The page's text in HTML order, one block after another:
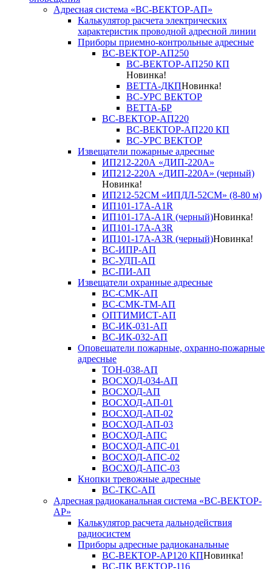
Адресная система «ВС-ВЕКТОР-АП»
Калькулятор расчета электрических
характеристик проводной адресной линии
Приборы приемно-контрольные адресные
ВС-ВЕКТОР-АП250
ВС-ВЕКТОР-АП250 КП
Новинка!
ВЕТТА-ДКПНовинка!
ВС-УРС ВЕКТОР
ВЕТТА-БР
ВС-ВЕКТОР-АП220
ВС-ВЕКТОР-АП220 КП
ВС-УРС ВЕКТОР
Извещатели пожарные адресные
ИП212-220А «ДИП-220А»
ИП212-220А «ДИП-220А» (черный)
Новинка!
ИП212-52СМ «ИПДЛ-52СМ» (8-80 м)
ИП101-17А-A1R
ИП101-17А-A1R (черный)Новинка!
ИП101-17А-A3R
ИП101-17А-A3R (черный)Новинка!
ВС-ИПР-АП
ВС-УДП-АП
ВС-ПИ-АП
Извещатели охранные адресные
ВС-СМК-АП
ВС-СМК-ТМ-АП
ОПТИМИСТ-АП
ВС-ИК-031-АП
ВС-ИК-032-АП
Оповещатели пожарные, охранно-пожарные
адресные
ТОН-038-АП
ВОСХОД-034-АП
ВОСХОД-АП
ВОСХОД-АП-01
ВОСХОД-АП-02
ВОСХОД-АП-03
ВОСХОД-АПС
ВОСХОД-АПС-01
ВОСХОД-АПС-02
ВОСХОД-АПС-03
Кнопки тревожные адресные
ВС-ТКС-АП
Адресная радиоканальная система «ВС-ВЕКТОР-
АР»
Калькулятор расчета дальнодействия
радиосистем
Приборы адресные радиоканальные
ВС-ВЕКТОР-АР120 КПНовинка!
ВС-ПК ВЕКТОР-116